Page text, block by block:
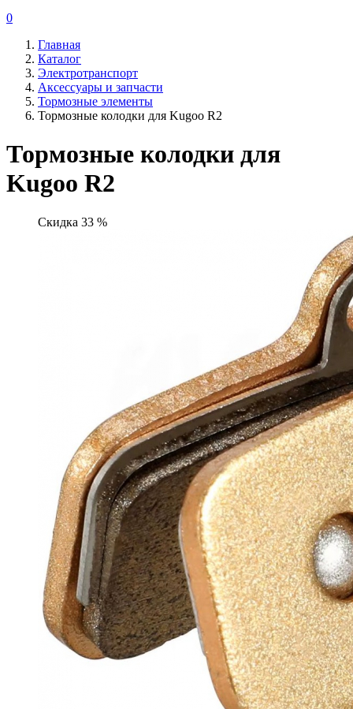
0
Главная
Каталог
Электротранспорт
Аксессуары и запчасти
Тормозные элементы
Тормозные колодки для Kugoo R2
Тормозные колодки для
Kugoo R2
Скидка 33 %